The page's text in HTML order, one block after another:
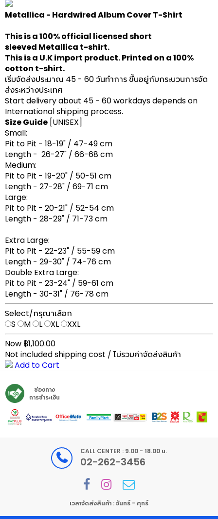
Metallica - Hardwired Album Cover T-Shirt
This is a 100% official licensed short
sleeved Metallica t-shirt.
This is a U.K import product. Printed on a 100%
cotton t-shirt.
เริ่มจัดส่งประมาณ 45 - 60 วันทำการ ขึ้นอยู่กับกระบวนการจัด
ส่งระหว่างประเทศ
Start delivery about 45 - 60 workdays depends on
International shipping process.
Size Guide [UNISEX]
Small:
Pit to Pit - 18-19" / 47-49 cm
Length - 26-27" / 66-68 cm
Medium:
Pit to Pit - 19-20" / 50-51 cm
Length - 27-28" / 69-71 cm
Large:
Pit to Pit - 20-21" / 52-54 cm
Length - 28-29" / 71-73 cm
Extra Large:
Pit to Pit - 22-23" / 55-59 cm
Length - 29-30" / 74-76 cm
Double Extra Large:
Pit to Pit - 23-24" / 59-61 cm
Length - 30-31" / 76-78 cm
Select/กรุณาเลือก
S
M L XL
XXL
Now ฿1,100.00
Not included shipping cost / ไม่รวมค่าจัดส่งสินค้า
Add to Cart
ช่องทาง
การชำระเงิน
CALL CENTER : 9.00 - 18.00 น.
02-262-3456
เวลาจัดส่งสินค้า : จันทร์ - ศุกร์